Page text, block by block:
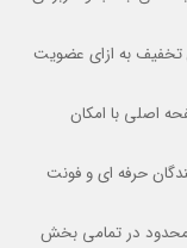
تخفیف به ازای عضویت
اصلی با امکان
حرفه ای و فونت
در تمامی بخش